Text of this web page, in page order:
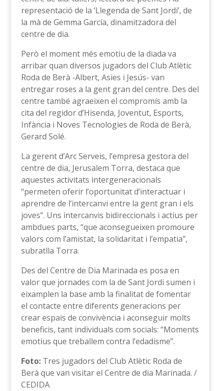
representació de la ‘Llegenda de Sant Jordi’, de
la mà de Gemma García, dinamitzadora del
centre de dia.
Però el moment més emotiu de la diada va
arribar quan diversos jugadors del Club Atlètic
Roda de Berà -Albert, Asies i Jesús- van
entregar roses a la gent gran del centre. Des del
centre també agraeixen el compromís amb la
cita del regidor d’Hisenda, Joventut, Esports,
Infància i Noves Tecnologies de Roda de Berà,
Gerard Solé.
La gerent d’Arc Serveis, l’empresa gestora del
centre de dia, Jerusalem Torra, destaca que
aquestes activitats intergeneracionals
“permeten oferir l’oportunitat d’interactuar i
aprendre de l’intercanvi entre la gent gran i els
joves”. Uns intercanvis bidireccionals i actius per
ambdues parts, “que aconsegueixen promoure
valors com l’amistat, la solidaritat i l’empatia”,
subratlla Torra.
Des del Centre de Dia Marinada es posa en
valor que jornades com la de Sant Jordi sumen i
eixamplen la base amb la finalitat de fomentar
el contacte entre diferents generacions per
crear espais de convivència i aconseguir molts
beneficis, tant individuals com socials: “Moments
emotius que treballem contra l’edadisme”.
Foto:Tres jugadors del Club Atlètic Roda de
Berà que van visitar el Centre de dia Marinada. /
CEDIDA